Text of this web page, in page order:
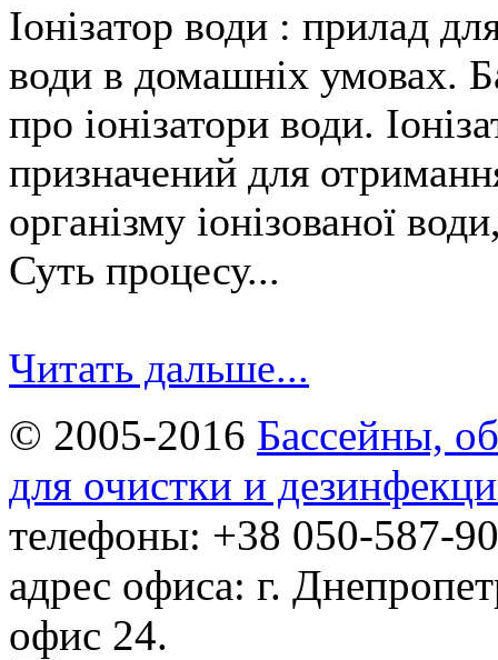
Іонізатор води : прилад
води в домашніх умовах.
про іонізатори води.
призначений для
організму іонізованої
Суть процесу...
Читать дальше...
© 2005-2016 Бассейны,
для очистки и
телефоны: +38 050-587-
адрес офиса: г.
офис 24.